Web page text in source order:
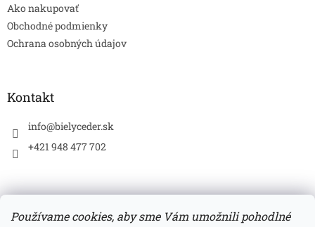
Používame cookies, aby sme Vám umožnili pohodlné
Ako nakupovať
Obchodné podmienky
Ochrana osobných údajov
Kontakt
info@bielyceder.sk
+421 948 477 702